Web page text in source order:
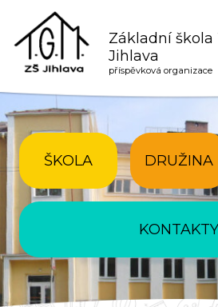
Základní škola
Jihlava
příspěvková organizace
ŠKOLA DRUŽINA
KONTAKTY